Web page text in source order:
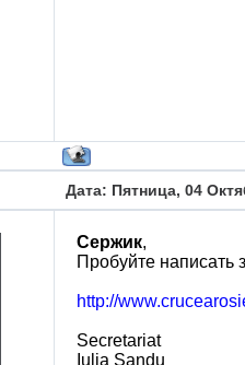
Дата: Пятница, 04
Сержик,
Пробуйте написать
http://
Secretariat
Iulia Sandu